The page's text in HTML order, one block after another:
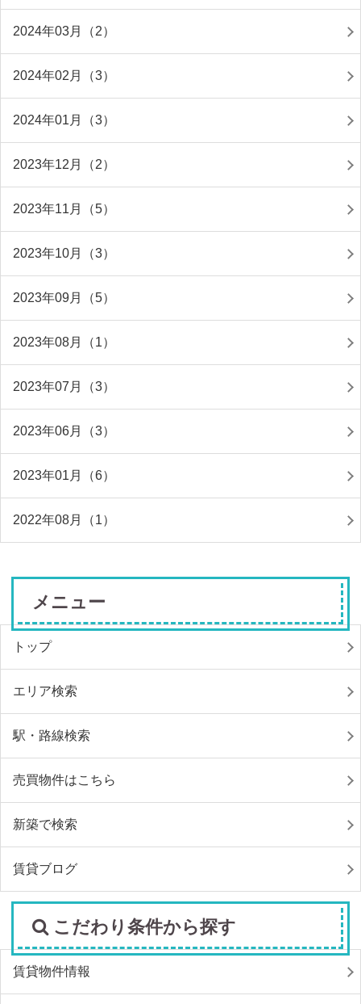
2024年03月（2）
2024年02月（3）
2024年01月（3）
2023年12月（2）
2023年11月（5）
2023年10月（3）
2023年09月（5）
2023年08月（1）
2023年07月（3）
2023年06月（3）
2023年01月（6）
2022年08月（1）
メニュー
トップ
エリア検索
駅・路線検索
売買物件はこちら
新築で検索
賃貸ブログ
こだわり条件から探す
賃貸物件情報